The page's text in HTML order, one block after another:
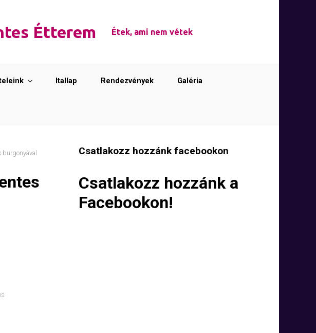
Étterem Étek, ami nem vétek
Itallap Rendezvények Galéria
Csatlakozz hozzánk facebookon
Csatlakozz hozzánk a
Facebookon!